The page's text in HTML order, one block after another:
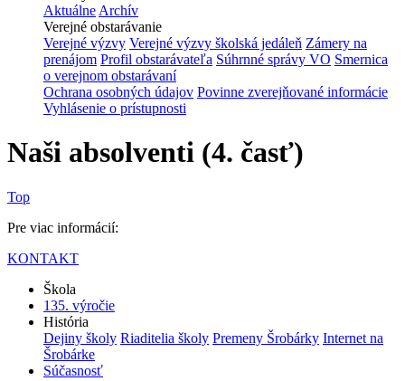
Aktuálne Archív
Verejné obstarávanie
Verejné výzvy Verejné výzvy školská jedáleň Zámery na
prenájom Profil obstarávateľa Súhrnné správy VO Smernica
o verejnom obstarávaní
Ochrana osobných údajov Povinne zverejňované informácie
Vyhlásenie o prístupnosti
Naši absolventi (4. časť)
Top
Pre viac informácií:
KONTAKT
Škola
135. výročie
História
Dejiny školy Riaditelia školy Premeny Šrobárky Internet na
Šrobárke
Súčasnosť